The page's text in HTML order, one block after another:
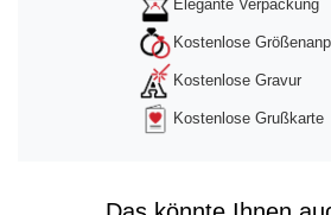
Elegante Verpackung
Kostenlose
Kostenlose Gravur
Kostenlose Grußkarte